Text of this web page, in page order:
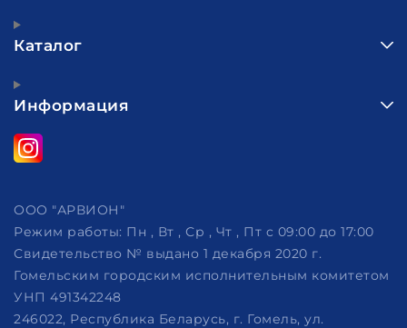
Каталог
Информация
ООО "АРВИОН"
Режим работы: Пн , Вт , Ср , Чт , Пт c 09:00 до 17:00
Свидетельство № выдано 1 декабря 2020 г.
Гомельским городским исполнительным комитетом
УНП 491342248
246022, Республика Беларусь, г. Гомель, ул.